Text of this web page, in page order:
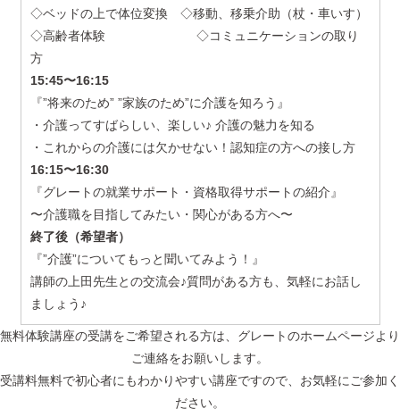
◇ベッドの上で体位変換 ◇移動、移乗介助（杖・車いす）
◇高齢者体験 ◇コミュニケーションの取り
方
15:45〜16:15
『”将来のため” ”家族のため”に介護を知ろう』
・介護ってすばらしい、楽しい♪ 介護の魅力を知る
・これからの介護には欠かせない！認知症の方への接し方
16:15〜16:30
『グレートの就業サポート・資格取得サポートの紹介』
〜介護職を目指してみたい・関心がある方へ〜
終了後（希望者）
『”介護”についてもっと聞いてみよう！』
講師の上田先生との交流会♪質問がある方も、気軽にお話し
ましょう♪
無料体験講座の受講をご希望される方は、グレートのホームページより
ご連絡をお願いします。
受講料無料で初心者にもわかりやすい講座ですので、お気軽にご参加く
ださい。